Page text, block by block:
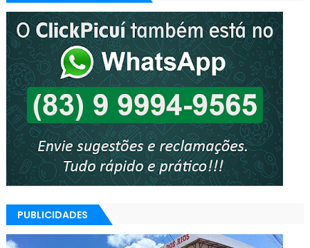
PUBLICIDADES